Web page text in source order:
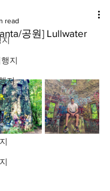
지
지
지
지
공원] Lullwater
read